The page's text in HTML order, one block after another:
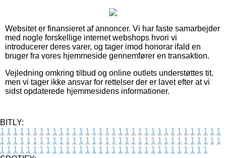
Websitet er finansieret af annoncer. Vi har faste samarbejder
med nogle forskellige internet webshops hvori vi
introducerer deres varer, og tager imod honorar ifald en
bruger fra vores hjemmeside gennemfører en transaktion.
Vejledning omkring tilbud og online outlets understøttes tit,
men vi tager ikke ansvar for rettelser der er lavet efter at vi
sidst opdaterede hjemmesidens informationer.
BITLY:
1 1 1 1 1 1 1 1 1 1 1 1 1 1 1 1 1 1 1 1 1 1 1 1 1 1 1 1 1 1 1 1 1 1
1 1 1 1 1 1 1 1 1 1 1 1 1 1 1 1 1 1 1 1 1 1 1 1 1 1 1 1 1 1 1 1 1 1
1 1 1 1 1 1 1 1 1 1 1 1 1 1 1 1 1 1 1 1 1 1 1 1 1 1 1 1 1 1 1 1